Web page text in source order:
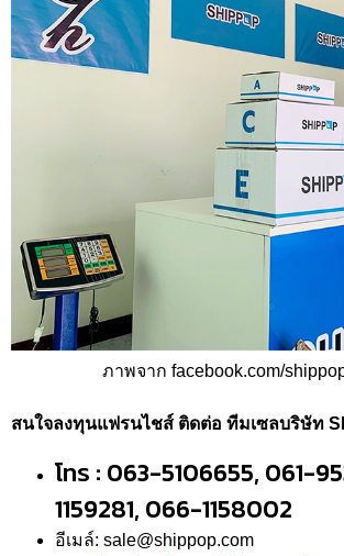
ภาพจาก facebook.com/
สนใจลงทุนแฟรนไชส์ ติดต่อ ทีมเซลบริษัท
โทร : 063-5106655, 061-
1159281, 066-1158002
อีเมล์: sale@shippop.com